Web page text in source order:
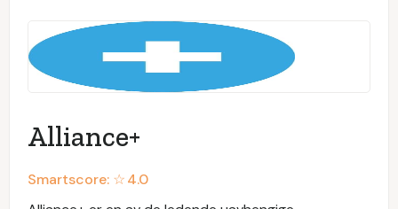
Alliance+
Smartscore: ☆4.0